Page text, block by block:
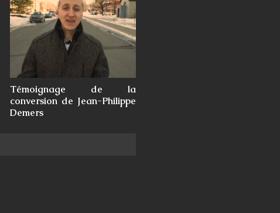
Témoignage de la
conversion de Jean-Philippe
Demers